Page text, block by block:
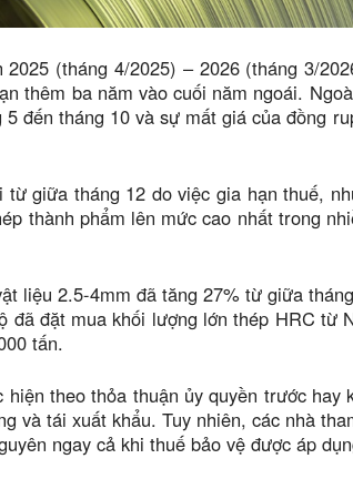
(tháng 4/2025) – 2026 (tháng 3/
thêm ba năm vào cuối năm ngoái.
đến tháng 10 và sự mất giá của đồng
giữa tháng 12 do việc gia hạn thuế,
thành phẩm lên mức cao nhất trong
liệu 2.5-4mm đã tăng 27% từ giữa
đặt mua khối lượng lớn thép HRC từ
tấn.
theo thỏa thuận ủy quyền trước hay
và tái xuất khẩu. Tuy nhiên, các nhà
ngay cả khi thuế bảo vệ được áp